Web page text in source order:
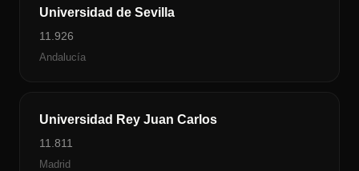
Universidad de Sevilla
11.926
Andalucía
Universidad Rey Juan Carlos
11.811
Madrid